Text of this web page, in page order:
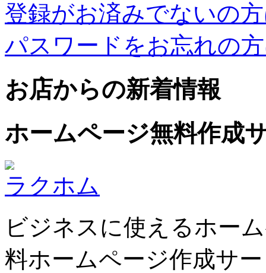
登録がお済みでないの
パスワードをお忘れの
お店からの新着情報
ホームページ無料作成
ラクホム
ビジネスに使えるホー
料ホームページ作成サ